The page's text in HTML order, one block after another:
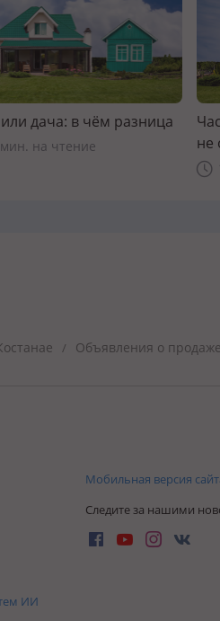
дача: в чём разница
на чтение
не
/ Объявления о
ИИ
Мобильная версия
Следите за нашими